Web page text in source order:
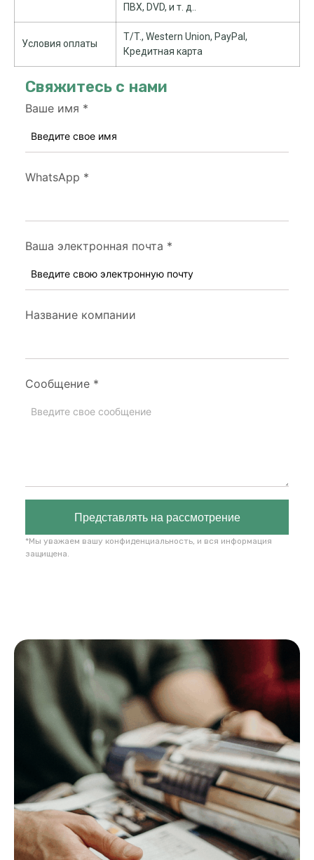
ПВХ, DVD, и т. д..
Условия оплаты
T/T., Western Union, PayPal,
Кредитная карта
Свяжитесь с нами
Ваше имя *
WhatsApp *
Ваша электронная почта *
Название компании
Сообщение *
Представлять на рассмотрение
*Мы уважаем вашу конфиденциальность, и вся информация
защищена.